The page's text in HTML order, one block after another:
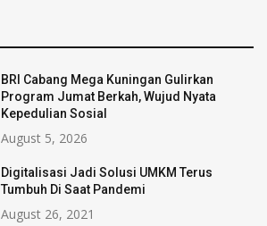
BRI Cabang Mega Kuningan Gulirkan
Program Jumat Berkah, Wujud Nyata
Kepedulian Sosial
August 5, 2026
Digitalisasi Jadi Solusi UMKM Terus
Tumbuh Di Saat Pandemi
August 26, 2021